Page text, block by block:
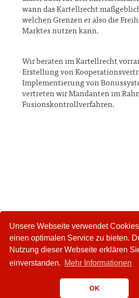
Unsere Webseite verwendet
einen optimalen Service zu bieten.
Nutzung dieser Webseite erklären
einverstanden. Mehr Informationen
OK
wann das Kartellrecht
welchen Grenzen er also die
Marktes nutzen kann.
Wir beraten im Kartellrecht
Erstellung von
Implementierung von
vertreten wir Mandanten im
Fusionskontrollverfahren.